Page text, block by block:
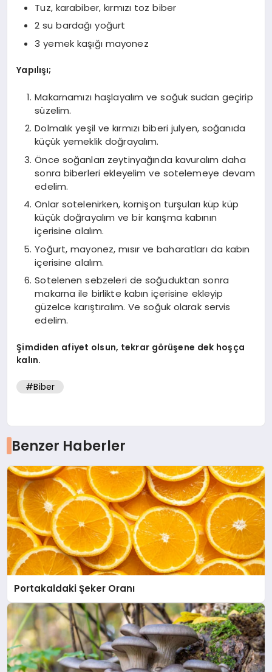
Tuz, karabiber, kırmızı toz biber
2 su bardağı yoğurt
3 yemek kaşığı mayonez
Yapılışı;
Makarnamızı haşlayalım ve soğuk sudan geçirip
süzelim.
Dolmalık yeşil ve kırmızı biberi julyen, soğanıda
küçük yemeklik doğrayalım.
Önce soğanları zeytinyağında kavuralım daha
sonra biberleri ekleyelim ve sotelemeye devam
edelim.
Onlar sotelenirken, kornişon turşuları küp küp
küçük doğrayalım ve bir karışma kabının
içerisine alalım.
Yoğurt, mayonez, mısır ve baharatları da kabın
içerisine alalım.
Sotelenen sebzeleri de soğuduktan sonra
makarna ile birlikte kabın içerisine ekleyip
güzelce karıştıralım. Ve soğuk olarak servis
edelim.
Şimdiden afiyet olsun, tekrar görüşene dek hoşça
kalın.
#Biber
Benzer Haberler
Portakaldaki Şeker Oranı